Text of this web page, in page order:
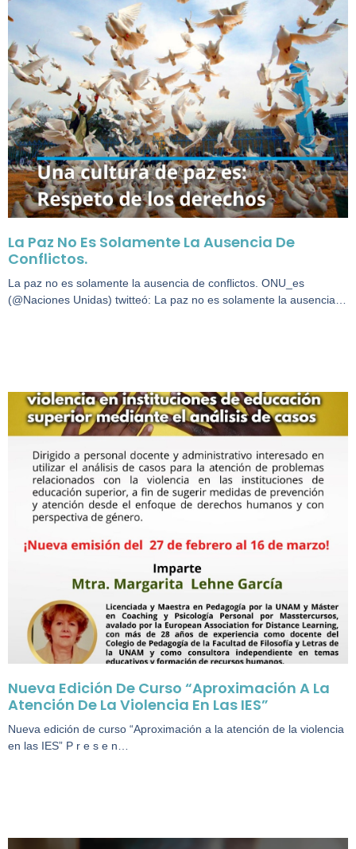
La Paz No Es Solamente La Ausencia De
Conflictos.
La paz no es solamente la ausencia de conflictos. ONU_es
(@Naciones Unidas) twitteó: La paz no es solamente la ausencia…
Nueva Edición De Curso “Aproximación A La
Atención De La Violencia En Las IES”
Nueva edición de curso “Aproximación a la atención de la violencia
en las IES” P r e s e n…